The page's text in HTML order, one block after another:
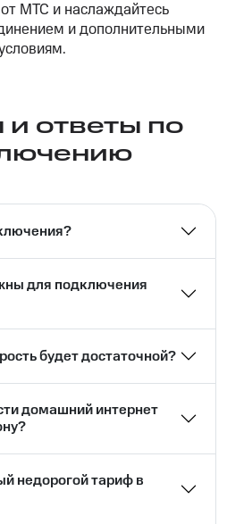
МТС и наслаждайтесь
и дополнительными
ответы по
для подключения
будет достаточной?
домашний интернет
недорогой тариф в